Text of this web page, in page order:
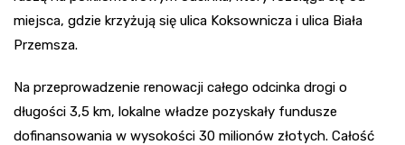
miejsca, gdzie krzyżują się ulica Koksownicza i ulica Biała
Przemsza.
Na przeprowadzenie renowacji całego odcinka drogi o
długości 3,5 km, lokalne władze pozyskały fundusze
dofinansowania w wysokości 30 milionów złotych. Całość